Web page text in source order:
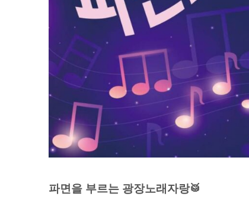
파면을 부르는 광장노래자랑🥁